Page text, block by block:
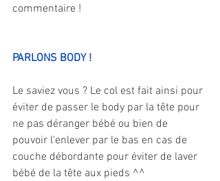
commentaire !
PARLONS BODY !
Le saviez vous ? Le col est fait ainsi pour
éviter de passer le body par la tête pour
ne pas déranger bébé ou bien de
pouvoir l'enlever par le bas en cas de
couche débordante pour éviter de laver
bébé de la tête aux pieds ^^